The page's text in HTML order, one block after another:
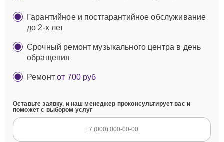
Гарантийное и постгарантийное обслуживание
до 2-х лет
Срочный ремонт музыкального центра в день
обращения
Ремонтот 700 руб
Оставьте заявку, и наш менеджер проконсультирует вас и
поможет с выбором услуг